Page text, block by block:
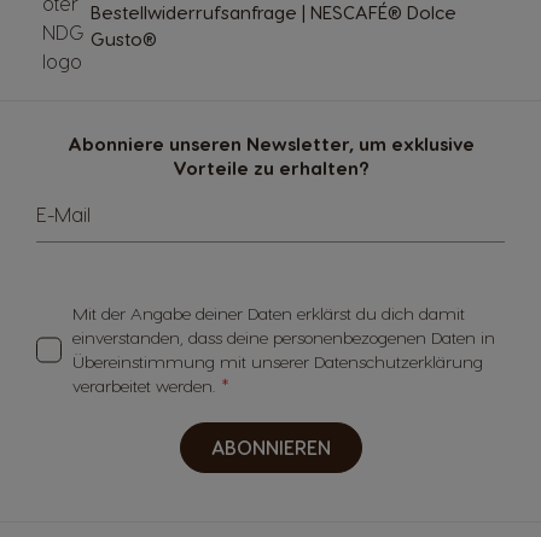
Abonniere unseren Newsletter, um exklusive
Vorteile zu erhalten?
E-Mail
Mit der Angabe deiner Daten erklärst du dich damit
einverstanden, dass deine personenbezogenen Daten in
Übereinstimmung mit unserer Datenschutzerklärung
verarbeitet werden.
ABONNIEREN
Bestellwiderrufsanfrage | NESCAFÉ® Dolce
Gusto®